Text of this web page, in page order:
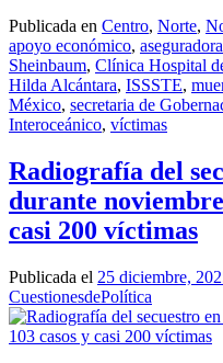
Publicada en Centro, Norte,
apoyo económico, aseguradora
Sheinbaum, Clínica Hospital
Hilda Alcántara, ISSSTE,
México, secretaria de
Interoceánico, víctimas
Radiografía del
durante
casi 200 víctimas
Publicada el 25 diciembre,
CuestionesdePolítica